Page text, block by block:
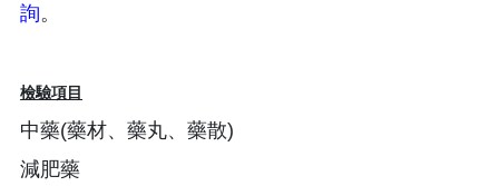
詢。
檢驗項目
中藥(藥材、藥丸、藥散)
減肥藥